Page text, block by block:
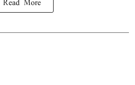
Read More